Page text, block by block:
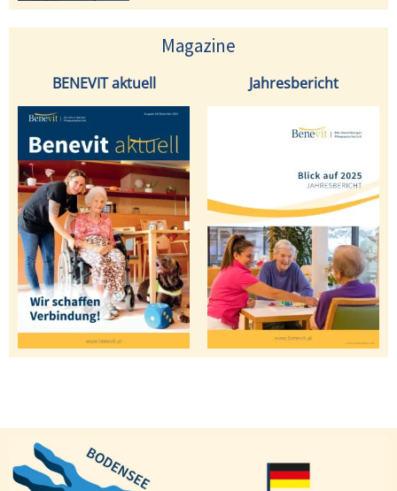
Magazine
BENEVIT aktuell Jahresbericht